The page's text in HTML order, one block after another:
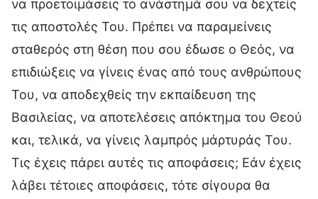
να προετοιμάσεις το ανάστημά σου να δεχτείς
τις αποστολές Του. Πρέπει να παραμείνεις
σταθερός στη θέση που σου έδωσε ο Θεός, να
επιδιώξεις να γίνεις ένας από τους ανθρώπους
Του, να αποδεχθείς την εκπαίδευση της
Βασιλείας, να αποτελέσεις απόκτημα του Θεού
και, τελικά, να γίνεις λαμπρός μάρτυράς Του.
Τις έχεις πάρει αυτές τις αποφάσεις; Εάν έχεις
λάβει τέτοιες αποφάσεις, τότε σίγουρα θα